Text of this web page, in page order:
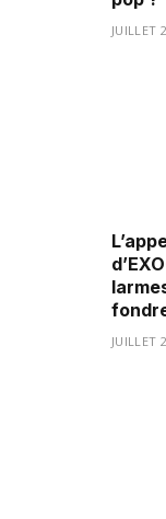
JUILLET
JUILLET